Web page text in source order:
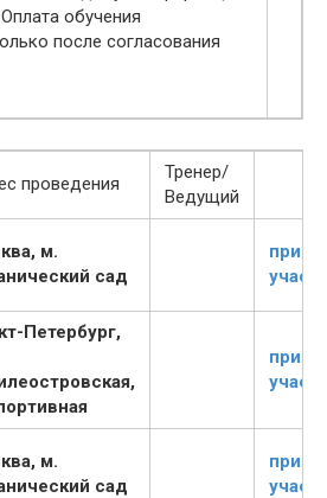
обучения
после согласования
проведения
Тренер/
Ведущий
м.
сад
Петербург,
м.
сад